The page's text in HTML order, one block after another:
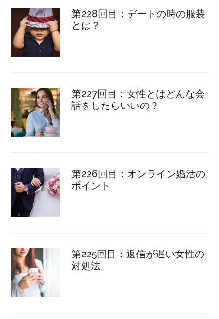
第228回目：デートの時の服装
とは？
第227回目：女性とはどんな会
話をしたらいいの？
第226回目：オンライン婚活の
ポイント
第225回目：返信が遅い女性の
対処法